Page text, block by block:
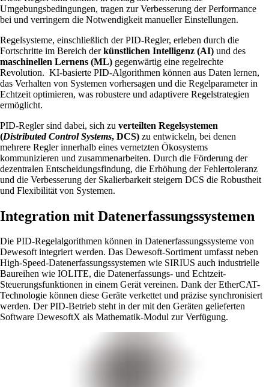
Umgebungsbedingungen, tragen zur Verbesserung der Performance
bei und verringern die Notwendigkeit manueller Einstellungen.
Regelsysteme, einschließlich der PID-Regler, erleben durch die
Fortschritte im Bereich derkünstlichen Intelligenz (AI) und des
maschinellen Lernens (ML) gegenwärtig eine regelrechte
Revolution. KI-basierte PID-Algorithmen können aus Daten lernen,
das Verhalten von Systemen vorhersagen und die Regelparameter in
Echtzeit optimieren, was robustere und adaptivere Regelstrategien
ermöglicht.
PID-Regler sind dabei, sich zu verteilten Regelsystemen
(Distributed Control Systems, DCS) zu entwickeln, bei denen
mehrere Regler innerhalb eines vernetzten Ökosystems
kommunizieren und zusammenarbeiten. Durch die Förderung der
dezentralen Entscheidungsfindung, die Erhöhung der Fehlertoleranz
und die Verbesserung der Skalierbarkeit steigern DCS die Robustheit
und Flexibilität von Systemen.
Integration mit Datenerfassungssystemen
Die PID-Regelalgorithmen können in Datenerfassungssysteme von
Dewesoft integriert werden. Das Dewesoft-Sortiment umfasst neben
High-Speed-Datenerfassungssystemen wie SIRIUS auch industrielle
Baureihen wie IOLITE, die Datenerfassungs- und Echtzeit-
Steuerungsfunktionen in einem Gerät vereinen. Dank der EtherCAT-
Technologie können diese Geräte verkettet und präzise synchronisiert
werden. Der PID-Betrieb steht in der mit den Geräten gelieferten
Software DewesoftX als Mathematik-Modul zur Verfügung.